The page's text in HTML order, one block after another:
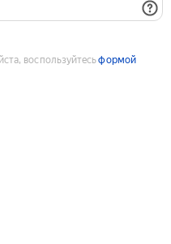
воспользуйтесьформой